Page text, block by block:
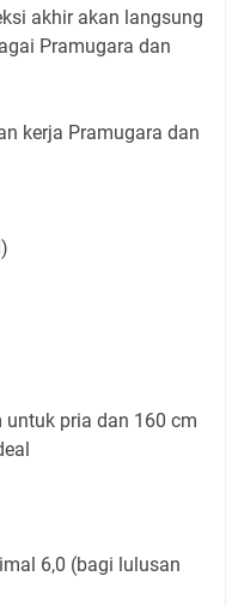
akhir akan langsung
Pramugara dan
kerja Pramugara dan
pria dan 160 cm
6,0 (bagi lulusan